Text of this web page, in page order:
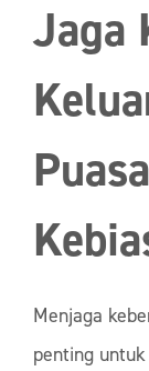
Jaga
Menjaga
penting